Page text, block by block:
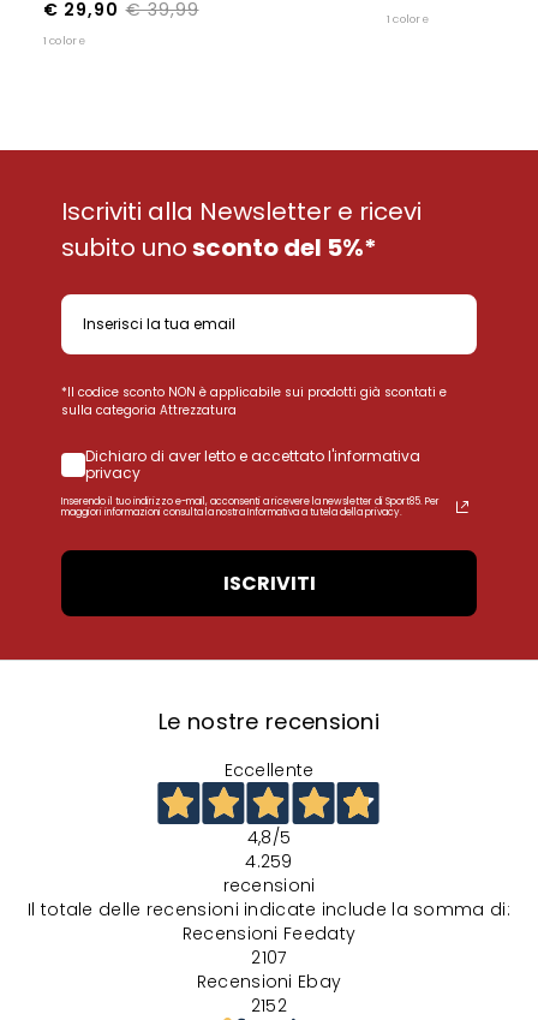
€ 39,99
€ 29,90
1 colore
1 colore
Iscriviti alla Newsletter e ricevi
subito unosconto del 5%*
*Il codice sconto NON è applicabile sui prodotti già scontati e
sulla categoria Attrezzatura
Dichiaro di aver letto e accettato l'informativa
privacy
Inserendo il tuo indirizzo e-mail, acconsenti a ricevere la newsletter di Sport85. Per
maggiori informazioni consulta la nostra Informativa a tutela della privacy.
ISCRIVITI
Le nostre recensioni
Eccellente
4,8/5
4.259
recensioni
Il totale delle recensioni indicate include la somma di:
Recensioni Feedaty
2107
Recensioni Ebay
2152